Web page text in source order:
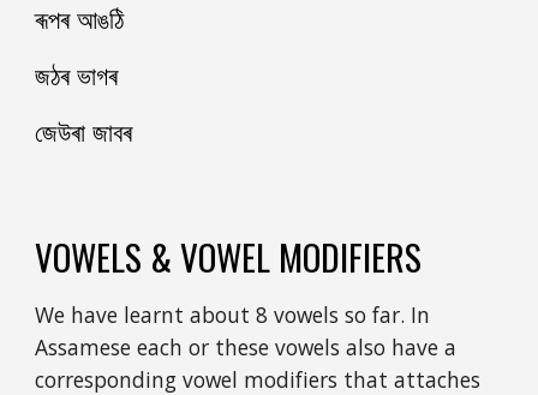
ৰূপৰ আঙঠি
জঠৰ ভাগৰ
জেউৰা জাবৰ
VOWELS & VOWEL MODIFIERS
We have learnt about 8 vowels so far. In
Assamese each or these vowels also have a
corresponding vowel modifiers that attaches